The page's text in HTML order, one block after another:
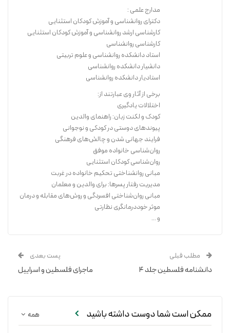
مدارج علمی :
دکترای روانشناسی و آموزش کودکان استثنایی
کارشناسی ارشد روانشناسی و آموزش کودکان استثنایی
کارشناسی روانشناسی
استاد دانشکده روانشناسی و علوم تربیتی
دانشیار دانشکده روانشناسی
استادیار دانشکده روانشناسی
برخی از آثار وی عبارتند از:
اختلالات یادگیری
کودک و لکنت زبان: راهنمای والدین
پیوندهای دوستی در کودکی و نوجوانی
فرایند جهانی شدن و چالش‌های فرهنگی
روان‌شناسی خانواده موفق
روان‌شناسی کودکان استثنایی
مبانی روانشناختی تحکیم خانواده در غربت
مدیریت رفتار پسرها: برای والدین و معلمان
مبانی روان‌شناختی افسردگی و روش‌های مقابله و درمان
موثر خوددرمانگری نظارتی
و ...
مطلب قبلی
دانشنامه فلسطین جلد ۴
پست بعدی
ماجرای فلسطین و اسراییل
همه ممکن است شما دوست داشته باشید